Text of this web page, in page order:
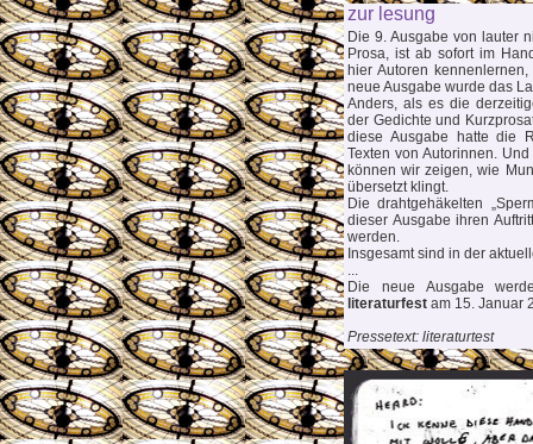
zur lesung
Die 9. Ausgabe von lauter
Prosa, ist ab sofort im
hier Autoren
neue Ausgabe wurde das
Anders, als es die
der Gedichte und
diese Ausgabe hatte die
Texten von Autorinnen.
können wir zeigen, wie
übersetzt klingt.
Die drahtgehäkelten
dieser Ausgabe ihren
werden.
Insgesamt sind in der
...
Die neue Ausgabe
literaturfest am 15. Januar
Pressetext: literaturtest